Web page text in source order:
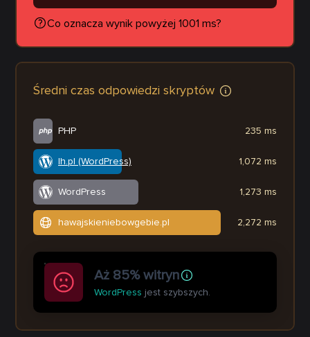
Co oznacza wynik powyżej 1001 ms?
Średni czas odpowiedzi skryptów
PHP
lh.pl (WordPress)
WordPress
hawajskieniebowgebie.pl
235 ms
1,072 ms
1,273 ms
2,272 ms
Aż 85% witryn
WordPress jest szybszych.